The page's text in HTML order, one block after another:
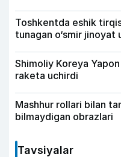
Toshkentda eshik
tunagan o‘smir jinoyat
Shimoliy Koreya
raketa uchirdi
Mashhur rollari bilan
bilmaydigan obrazlari
Tavsiyalar